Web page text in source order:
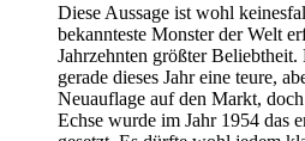
Diese Aussage ist wohl
bekannteste Monster der Welt
Jahrzehnten größter Beliebtheit.
gerade dieses Jahr eine teure,
Neuauflage auf den Markt,
Echse wurde im Jahr 1954 das